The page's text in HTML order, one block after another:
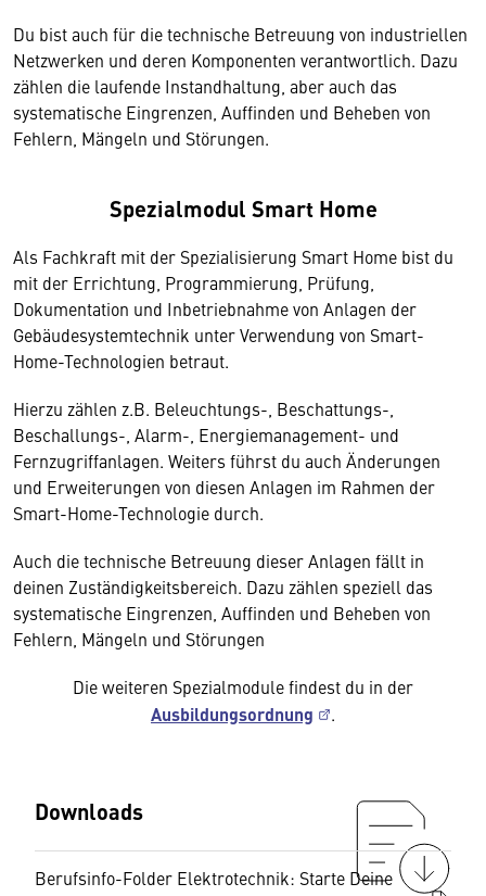
Du bist auch für die technische Betreuung von industriellen
Netzwerken und deren Komponenten verantwortlich. Dazu
zählen die laufende Instandhaltung, aber auch das
systematische Eingrenzen, Auffinden und Beheben von
Fehlern, Mängeln und Störungen.
Spezialmodul Smart Home
Als Fachkraft mit der Spezialisierung Smart Home bist du
mit der Errichtung, Programmierung, Prüfung,
Dokumentation und Inbetriebnahme von Anlagen der
Gebäudesystemtechnik unter Verwendung von Smart-
Home-Technologien betraut.
Hierzu zählen z.B. Beleuchtungs-, Beschattungs-,
Beschallungs-, Alarm-, Energiemanagement- und
Fernzugriffanlagen. Weiters führst du auch Änderungen
und Erweiterungen von diesen Anlagen im Rahmen der
Smart-Home-Technologie durch.
Auch die technische Betreuung dieser Anlagen fällt in
deinen Zuständigkeitsbereich. Dazu zählen speziell das
systematische Eingrenzen, Auffinden und Beheben von
Fehlern, Mängeln und Störungen
Die weiteren Spezialmodule findest du in der
Ausbildungsordnung .
Downloads
Berufsinfo-Folder Elektrotechnik: Starte Deine